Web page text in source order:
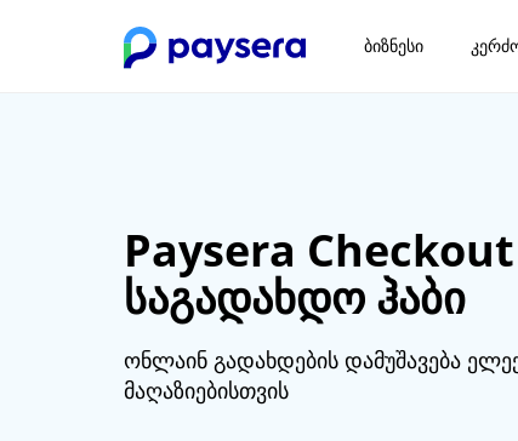
ბიზნესი
Paysera
საგადახდო ჰაბი
ონლაინ გადახდების დამუშავება
მაღაზიებისთვის